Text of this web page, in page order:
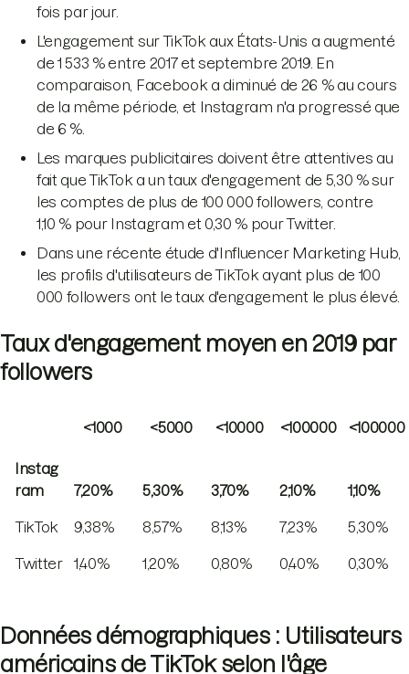
fois par jour.
L'engagement sur TikTok aux États-Unis a augmenté
de 1 533 % entre 2017 et septembre 2019. En
comparaison, Facebook a diminué de 26 % au cours
de la même période, et Instagram n'a progressé que
de 6 %.
Les marques publicitaires doivent être attentives au
fait que TikTok a un taux d'engagement de 5,30 % sur
les comptes de plus de 100 000 followers, contre
1,10 % pour Instagram et 0,30 % pour Twitter.
Dans une récente étude d'Influencer Marketing Hub,
les profils d'utilisateurs de TikTok ayant plus de 100
000 followers ont le taux d'engagement le plus élevé.
Taux d'engagement moyen en 2019 par
followers
<1000 <5000 <10000 <100000 <100000
Instag
ram
7,20% 5,30% 3,70% 2,10% 1,10%
TikTok 9,38% 8,57% 8,13% 7,23% 5,30%
Twitter 1,40% 1,20% 0,80% 0,40% 0,30%
Données démographiques : Utilisateurs
américains de TikTok selon l'âge